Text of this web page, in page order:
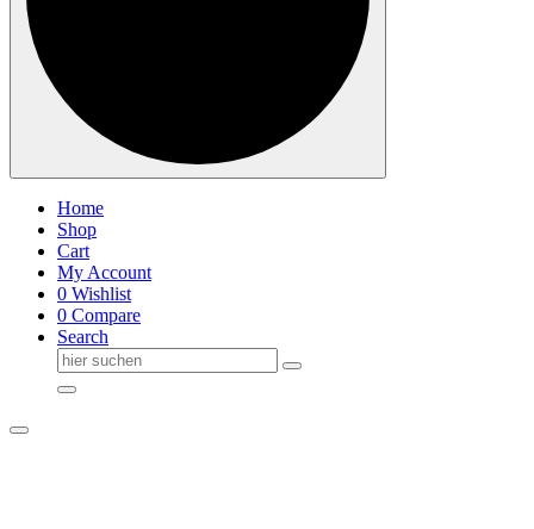
Home
Shop
Cart
My Account
0 Wishlist
0 Compare
Search
Suche
nach: